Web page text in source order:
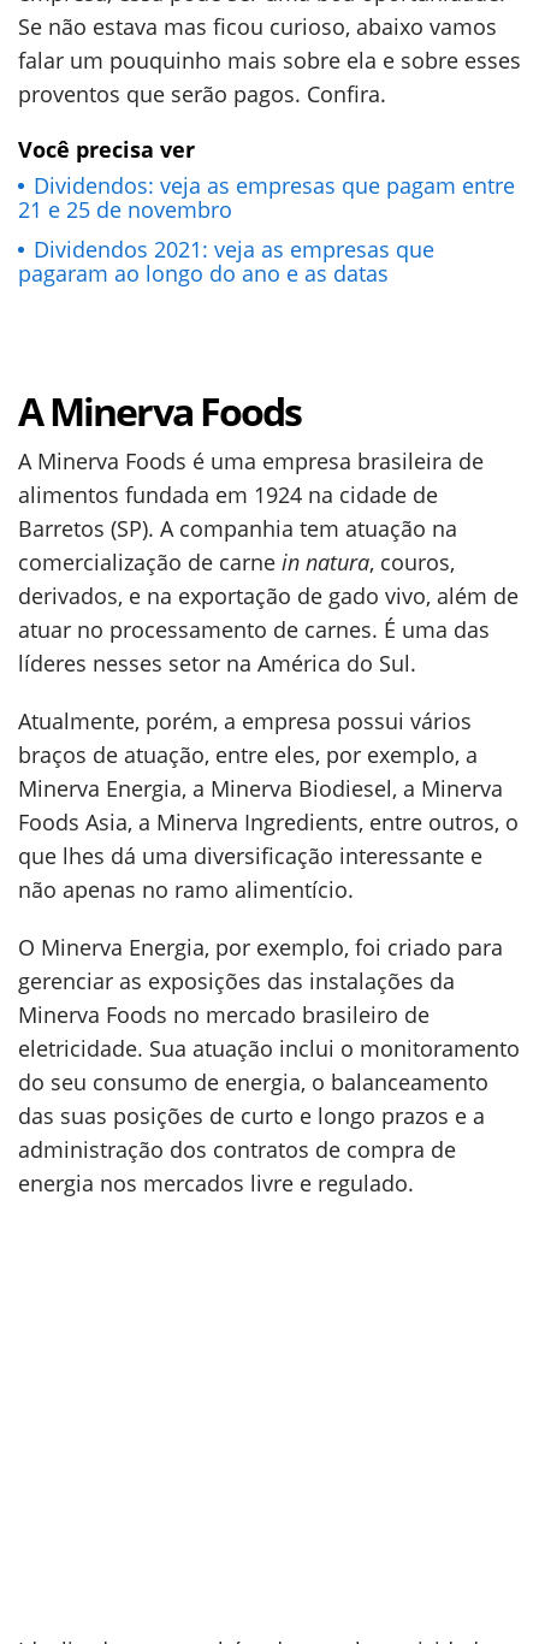
Se não estava mas ficou curioso, abaixo vamos
falar um pouquinho mais sobre ela e sobre esses
proventos que serão pagos. Confira.
Você precisa ver
Dividendos: veja as empresas que pagam entre
21 e 25 de novembro
Dividendos 2021: veja as empresas que
pagaram ao longo do ano e as datas
A Minerva Foods
A Minerva Foods é uma empresa brasileira de
alimentos fundada em 1924 na cidade de
Barretos (SP). A companhia tem atuação na
comercialização de carne in natura, couros,
derivados, e na exportação de gado vivo, além de
atuar no processamento de carnes. É uma das
líderes nesses setor na América do Sul.
Atualmente, porém, a empresa possui vários
braços de atuação, entre eles, por exemplo, a
Minerva Energia, a Minerva Biodiesel, a Minerva
Foods Asia, a Minerva Ingredients, entre outros, o
que lhes dá uma diversificação interessante e
não apenas no ramo alimentício.
O Minerva Energia, por exemplo, foi criado para
gerenciar as exposições das instalações da
Minerva Foods no mercado brasileiro de
eletricidade. Sua atuação inclui o monitoramento
do seu consumo de energia, o balanceamento
das suas posições de curto e longo prazos e a
administração dos contratos de compra de
energia nos mercados livre e regulado.